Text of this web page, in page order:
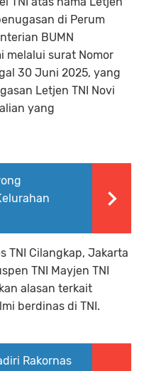
di Perum
BUMN
melalui surat Nomor
30 Juni 2025, yang
Letjen TNI Novi
yang
TNI Cilangkap, Jakarta
TNI Mayjen TNI
alasan terkait
berdinas di TNI.
Rakornas